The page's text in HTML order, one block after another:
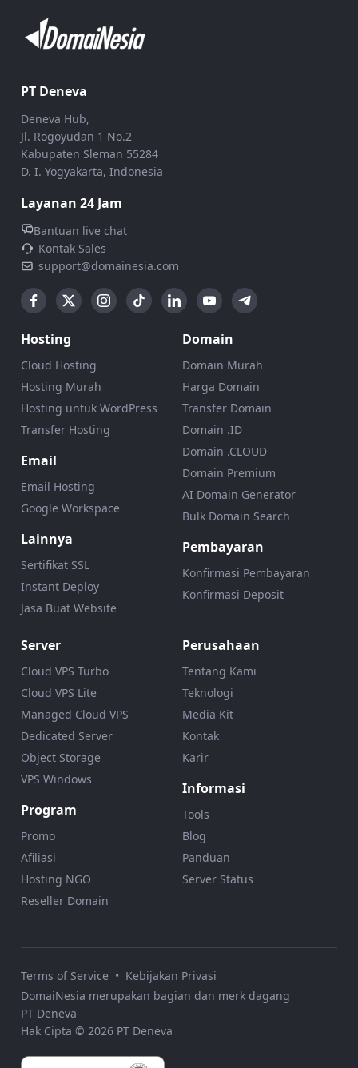
PT Deneva
Deneva Hub,
Jl. Rogoyudan 1 No.2
Kabupaten Sleman 55284
D. I. Yogyakarta, Indonesia
Layanan 24 Jam
Bantuan live chat
Kontak Sales
support@domainesia.com
Hosting
Cloud Hosting
Hosting Murah
Hosting untuk WordPress
Transfer Hosting
Email
Email Hosting
Google Workspace
Lainnya
Sertifikat SSL
Instant Deploy
Jasa Buat Website
Domain
Domain Murah
Harga Domain
Transfer Domain
Domain .ID
Domain .CLOUD
Domain Premium
AI Domain Generator
Bulk Domain Search
Pembayaran
Konfirmasi Pembayaran
Konfirmasi Deposit
Server
Cloud VPS Turbo
Cloud VPS Lite
Managed Cloud VPS
Dedicated Server
Object Storage
VPS Windows
Program
Promo
Afiliasi
Hosting NGO
Reseller Domain
Perusahaan
Tentang Kami
Teknologi
Media Kit
Kontak
Karir
Informasi
Tools
Blog
Panduan
Server Status
Terms of Service • Kebijakan Privasi
DomaiNesia merupakan bagian dan merk dagang
PT Deneva
Hak Cipta © 2026 PT Deneva